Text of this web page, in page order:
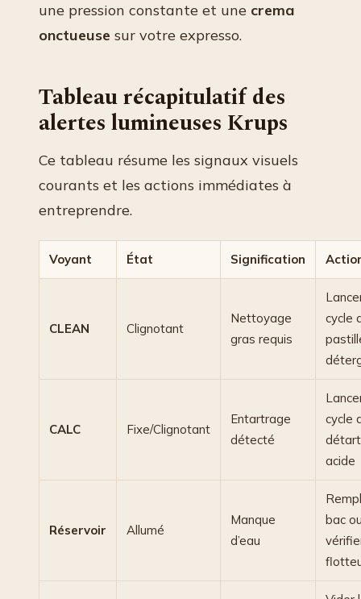
une pression constante et une crema
onctueuse sur votre expresso.
Tableau récapitulatif des
alertes lumineuses Krups
Ce tableau résume les signaux visuels
courants et les actions immédiates à
entreprendre.
Voyant État Signification
CLEAN Clignotant
Nettoyage
gras requis
cycle
CALC Fixe/Clignotant
Entartrage
détecté
cycle
acide
Réservoir Allumé
Manque
d’eau
bac